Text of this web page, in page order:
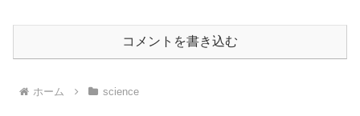
コメントを書き込む
ホーム science